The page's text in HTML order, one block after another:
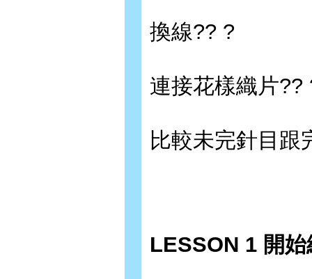
換線?? ?
連接花樣織片??
比較未完針目跟
LESSON 1 開